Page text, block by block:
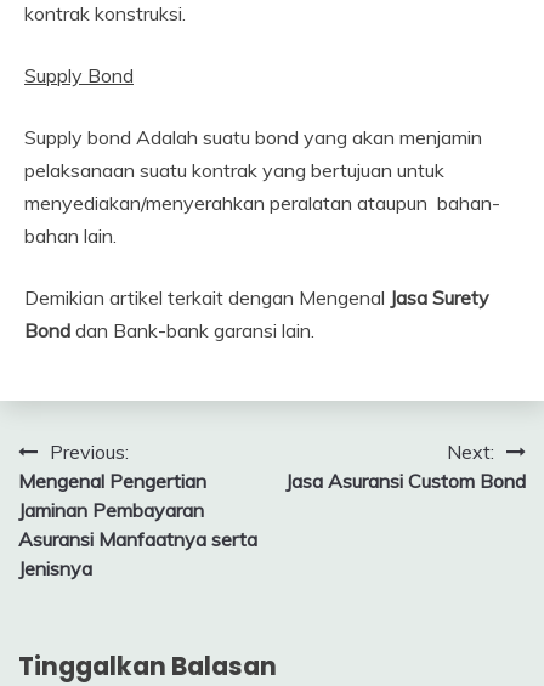
kontrak konstruksi.
Supply Bond
Supply bond Adalah suatu bond yang akan menjamin
pelaksanaan suatu kontrak yang bertujuan untuk
menyediakan/menyerahkan peralatan ataupun bahan-
bahan lain.
Demikian artikel terkait dengan Mengenal Jasa Surety
Bond dan Bank-bank garansi lain.
Navigasi
pos
Previous:
Mengenal Pengertian
Jaminan Pembayaran
Asuransi Manfaatnya serta
Jenisnya
Next:
Jasa Asuransi Custom Bond
Tinggalkan Balasan